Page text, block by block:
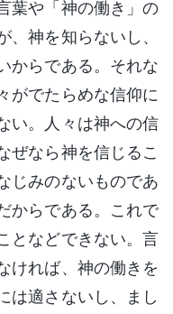
葉や「神の働き」の
、神を知らないし、
からである。それな
がでたらめな信仰に
い。人々は神への信
ぜなら神を信じるこ
じみのないものであ
からである。これで
となどできない。言
ければ、神の働きを
は適さないし、まし